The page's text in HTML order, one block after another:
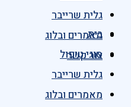
גלית שרייבר
מאמרים ובלוג
צור קשר
בית
סוגי טיפול
גלית שרייבר
מאמרים ובלוג